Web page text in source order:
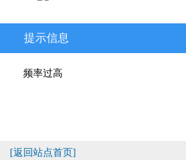
提示信息
频率过高
[返回站点首页]